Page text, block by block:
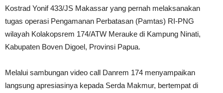
Kostrad Yonif 433/JS Makassar yang pernah melaksanakan
tugas operasi Pengamanan Perbatasan (Pamtas) RI-PNG
wilayah Kolakopsrem 174/ATW Merauke di Kampung Ninati,
Kabupaten Boven Digoel, Provinsi Papua.
Melalui sambungan video call Danrem 174 menyampaikan
langsung apresiasinya kepada Serda Makmur, bertempat di